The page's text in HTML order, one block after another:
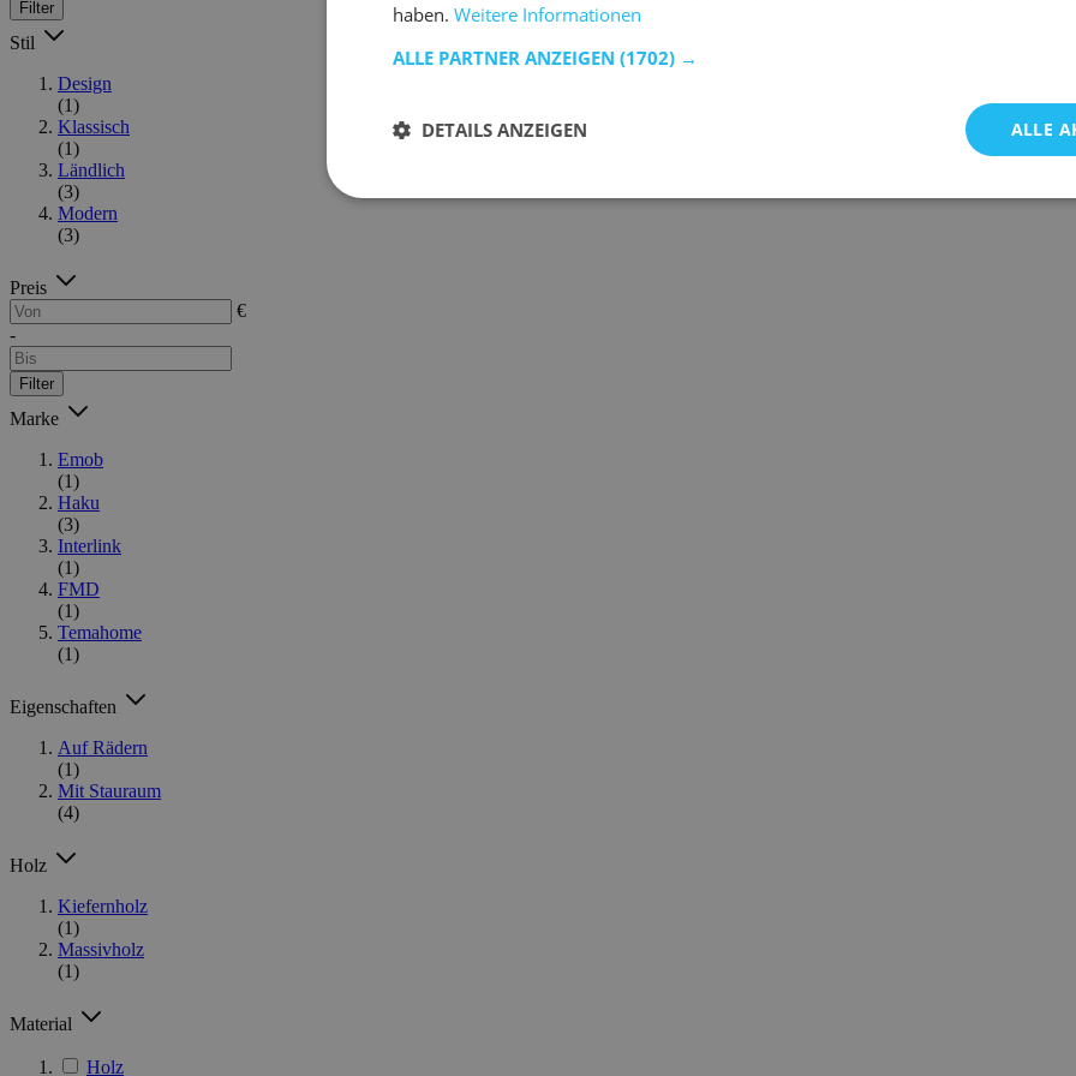
Filter
Stil
Design
(1)
Klassisch
(1)
Ländlich
(3)
Modern
(3)
Preis
€
-
Filter
Marke
Emob
(1)
Haku
(3)
Interlink
(1)
FMD
(1)
Temahome
(1)
Eigenschaften
Auf Rädern
(1)
Mit Stauraum
(4)
Holz
Kiefernholz
(1)
Massivholz
(1)
Material
Holz
haben. Weitere Informationen
ALLE PARTNER ANZEIGEN (1702) →
ALLE
DETAILS ANZEIGEN